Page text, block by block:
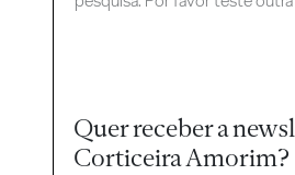
Quer receber a
Corticeira Amorim?